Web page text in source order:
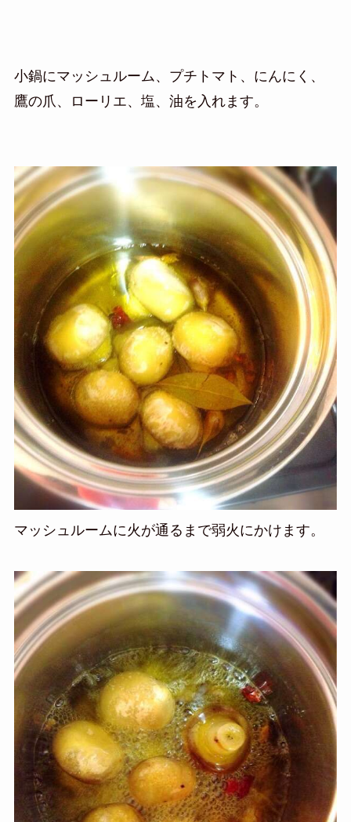
小鍋にマッシュルーム、プチトマト、にんにく、
鷹の爪、ローリエ、塩、油を入れます。
マッシュルームに火が通るまで弱火にかけます。